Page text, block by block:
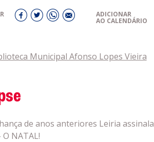
ADICIONAR
AO CALENDÁRIO
Municipal Afonso Lopes Vieira
de anos anteriores Leiria
NATAL!